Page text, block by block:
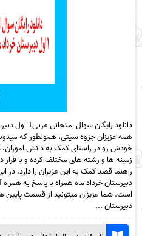
دانلود
همه عزیزان جزوه سیتی، همونطور که
خودش رو در راستای کمک به دانش اموزان،
زمینه ها و رشته های مختلف کرده و با
دبیرستان ...